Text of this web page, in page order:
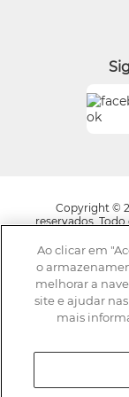
Boticário
Copyright ©
reservados.
layout, trade
da Boticário
reprodução,
identidade, sem
direito
criminal nos
A Vult se reserva
digitação ou
ofertados
Ao clicar em
o
melhorar a
site e ajudar
mais